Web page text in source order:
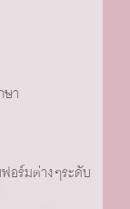
า
อร์มต่างๆระดับ